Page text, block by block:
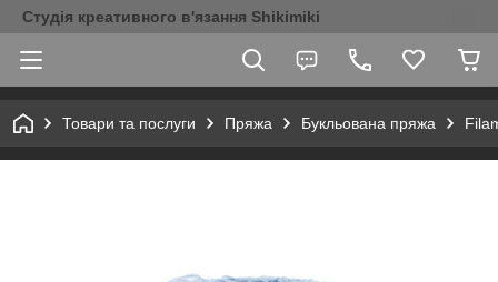
Студія креативного в'язання Shikimiki
Товари та послуги Пряжа Букльована пряжа